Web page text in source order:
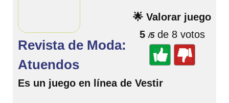
🌟 Valorar juego
5 /5de 8 votos
Revista de Moda:
Atuendos
Es un juego en línea de Vestir